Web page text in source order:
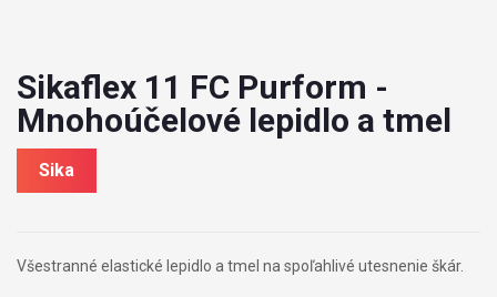
Sikaflex 11 FC Purform -
Mnohoúčelové lepidlo a tmel
Sika
Všestranné elastické lepidlo a tmel na spoľahlivé utesnenie škár.